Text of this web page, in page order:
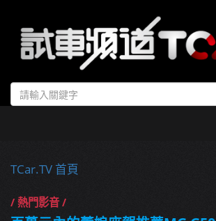
TCar.TV 首頁
/ 熱門影音 /